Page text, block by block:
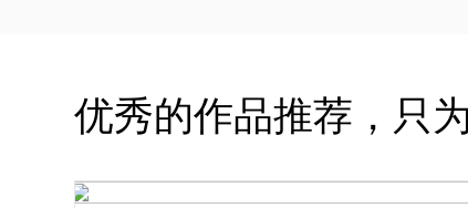
优秀的作品推荐，只